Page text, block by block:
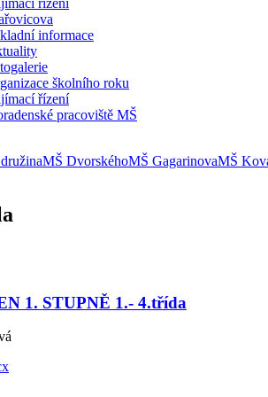
řízení
informace
školního roku
řízení
pracoviště MŠ
MŠ DvorskéhoMŠ GagarinovaMŠ
1. STUPNĚ 1.- 4.třída